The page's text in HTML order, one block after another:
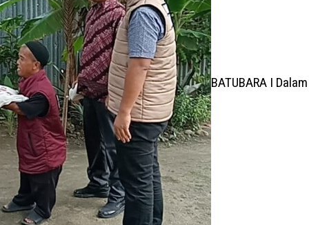
BATUBARA I Dalam